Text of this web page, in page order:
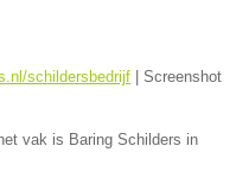
schildersbedrijf
Screenshot
vak is Baring Schilders in